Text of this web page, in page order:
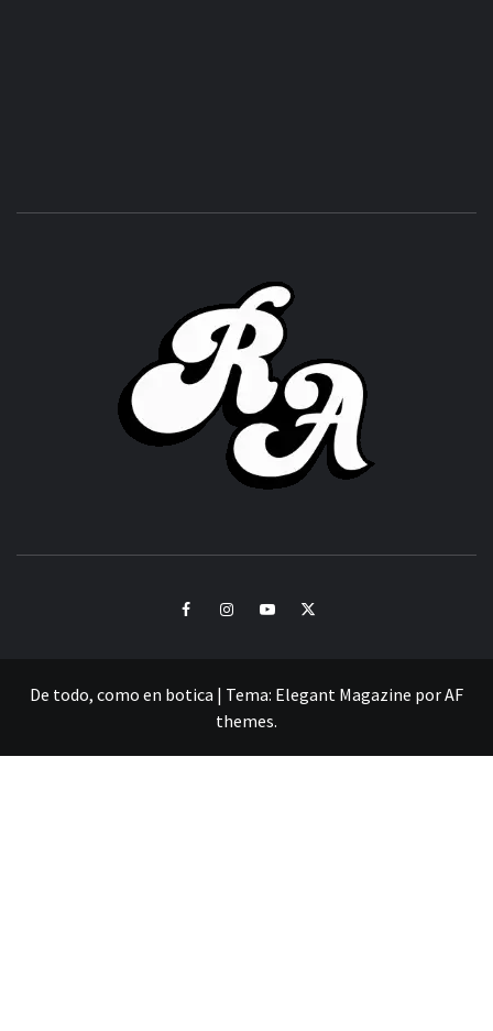
FacebookInstagramYoutubeTwitter
De todo, como en botica | Tema: Elegant Magazine porAF
themes.